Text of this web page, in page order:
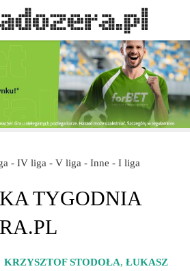
- IV liga - V liga - Inne - I liga
TYGODNIA
KRZYSZTOF STODOŁA, ŁUKASZ